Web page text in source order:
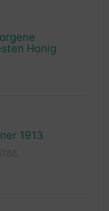
Honig
1913